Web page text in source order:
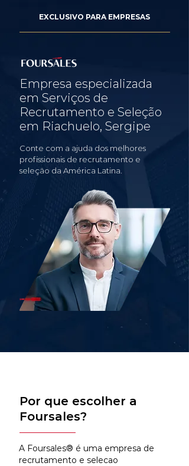
EXCLUSIVO PARA EMPRESAS
Empresa especializada
em Serviços de
Recrutamento e Seleção
em Riachuelo, Sergipe
Conte com a ajuda dos melhores
profissionais de recrutamento e
seleção da América Latina.
Por que escolher a
Foursales?
A Foursales® é uma empresa de
recrutamento e selecao